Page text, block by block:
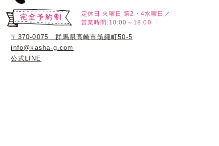
定休日:火曜日 第2・4水曜日／
営業時間:10:00～18:00
〒370-0075 群馬県高崎市筑縄町50-5
info@kasha-g.com
公式LINE